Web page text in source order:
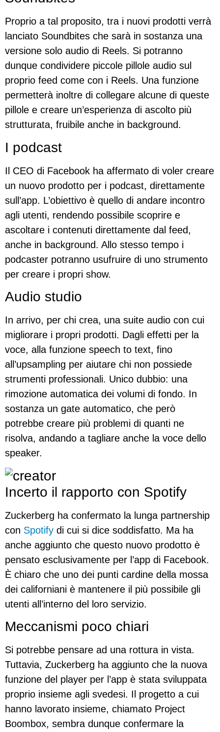
Proprio a tal proposito, tra i nuovi prodotti verrà
lanciato Soundbites che sarà in sostanza una
versione solo audio di Reels. Si potranno
dunque condividere piccole pillole audio sul
proprio feed come con i Reels. Una funzione
permetterà inoltre di collegare alcune di queste
pillole e creare un’esperienza di ascolto più
strutturata, fruibile anche in background.
I podcast
Il CEO di Facebook ha affermato di voler creare
un nuovo prodotto per i podcast, direttamente
sull’app. L’obiettivo è quello di andare incontro
agli utenti, rendendo possibile scoprire e
ascoltare i contenuti direttamente dal feed,
anche in background. Allo stesso tempo i
podcaster potranno usufruire di uno strumento
per creare i propri show.
Audio studio
In arrivo, per chi crea, una suite audio con cui
migliorare i propri prodotti. Dagli effetti per la
voce, alla funzione speech to text, fino
all’upsampling per aiutare chi non possiede
strumenti professionali. Unico dubbio: una
rimozione automatica dei volumi di fondo. In
sostanza un gate automatico, che però
potrebbe creare più problemi di quanti ne
risolva, andando a tagliare anche la voce dello
speaker.
Incerto il rapporto con Spotify
Zuckerberg ha confermato la lunga partnership
con Spotify di cui si dice soddisfatto. Ma ha
anche aggiunto che questo nuovo prodotto è
pensato esclusivamente per l’app di Facebook.
È chiaro che uno dei punti cardine della mossa
dei californiani è mantenere il più possibile gli
utenti all’interno del loro servizio.
Meccanismi poco chiari
Si potrebbe pensare ad una rottura in vista.
Tuttavia, Zuckerberg ha aggiunto che la nuova
funzione del player per l’app è stata sviluppata
proprio insieme agli svedesi. Il progetto a cui
hanno lavorato insieme, chiamato Project
Boombox, sembra dunque confermare la